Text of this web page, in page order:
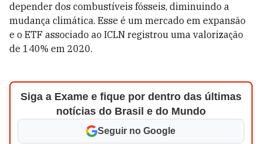
depender dos combustíveis fósseis, diminuindo a
mudança climática. Esse é um mercado em expansão
e o ETF associado ao ICLN registrou uma valorização
de 140% em 2020.
Siga a Exame e fique por dentro das últimas
notícias do Brasil e do Mundo
Seguir no Google